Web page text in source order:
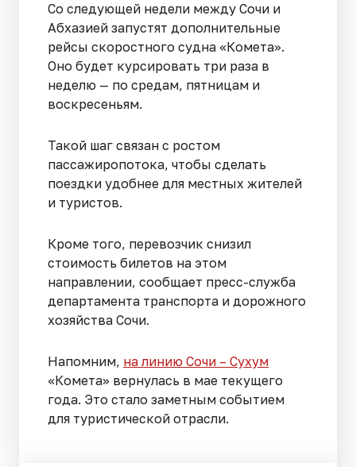
Со следующей недели между Сочи и
Абхазией запустят дополнительные
рейсы скоростного судна «Комета».
Оно будет курсировать три раза в
неделю — по средам, пятницам и
воскресеньям.
Такой шаг связан с ростом
пассажиропотока, чтобы сделать
поездки удобнее для местных жителей
и туристов.
Кроме того, перевозчик снизил
стоимость билетов на этом
направлении, сообщает пресс-служба
департамента транспорта и дорожного
хозяйства Сочи.
Напомним, на линию Сочи – Сухум
«Комета» вернулась в мае текущего
года. Это стало заметным событием
для туристической отрасли.